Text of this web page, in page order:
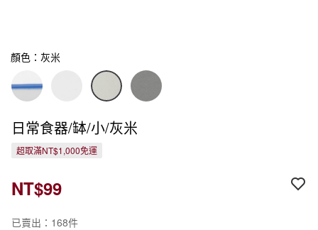
顏色：灰米
日常食器/缽/小/灰米
超取滿NT$1,000免運
NT$99
已賣出：168件